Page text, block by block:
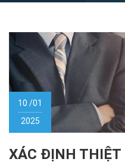
10 /01
2025
XÁC ĐỊNH THIỆT